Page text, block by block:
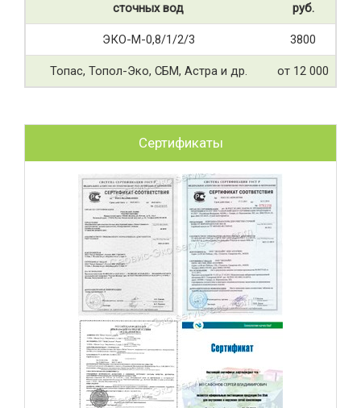
сточных вод
руб.
ЭКО-М-0,8/1/2/3 3800
Топас, Топол-Эко, СБМ, Астра и др. от 12 000
Сертификаты